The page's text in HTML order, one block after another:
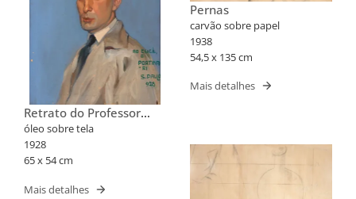
Retrato do Professor
José Cucè
óleo sobre tela
1928
65 x 54 cm
Mais detalhes
Pernas
carvão sobre papel
1938
54,5 x 135 cm
Mais detalhes